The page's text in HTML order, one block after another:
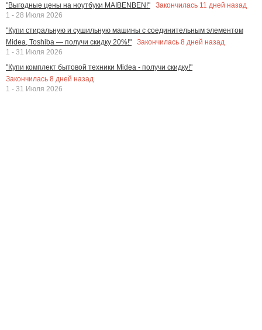
"Выгодные цены на ноутбуки MAIBENBEN!"
Закончилась 11 дней назад
1 - 28 Июля 2026
"Купи стиральную и сушильную машины с соединительным элементом
Midea, Toshiba — получи скидку 20%!"
Закончилась 8 дней назад
1 - 31 Июля 2026
"Купи комплект бытовой техники Midea - получи скидку!"
Закончилась 8 дней назад
1 - 31 Июля 2026